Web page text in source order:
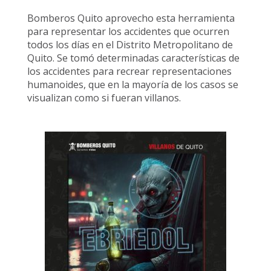
Bomberos Quito aprovecho esta herramienta
para representar los accidentes que ocurren
todos los días en el Distrito Metropolitano de
Quito. Se tomó determinadas características de
los accidentes para recrear representaciones
humanoides, que en la mayoría de los casos se
visualizan como si fueran villanos.